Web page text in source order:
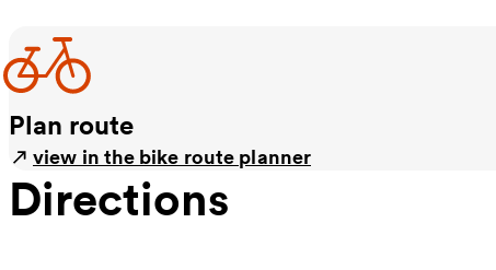
Plan route
view in the bike route planner
Directions